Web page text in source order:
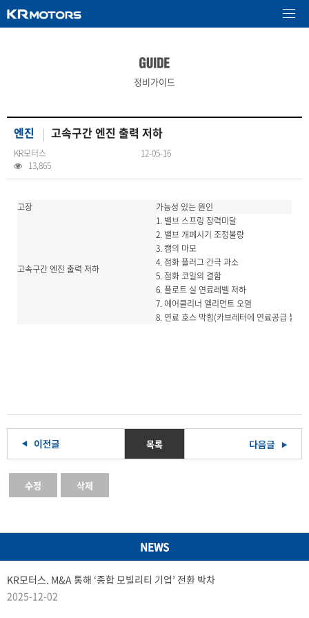
정비가이드
엔진 고속구간 엔진 출력 저하
KR모터스
12-05-16
13,865
고장 가능성 있는 원인
고속구간 엔진 출력 저하
1. 밸브 스프링 장력미달
2. 밸브 개폐시기 조정불량
3. 캠의 마모
4. 점화 플러그 간극 과소
5. 점화 코일의 결함
6. 플로트 실 연료레벨 저하
7. 에어클리너 엘리먼트 오염
8. 연료 호스 막힘(카브레터에 연료공급 불량)
목록
수정 삭제
NEWS
KR모터스, M&A 통해 ‘종합 모빌리티 기업’ 전환 박차
2025-12-02